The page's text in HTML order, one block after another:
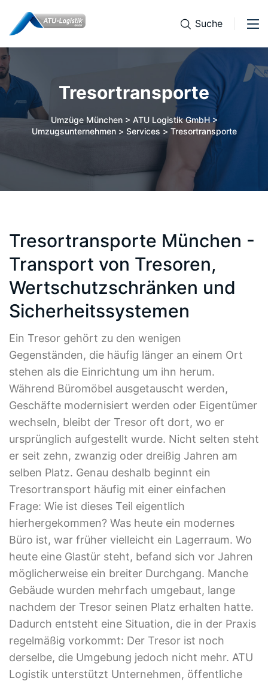
Suche
Tresortransporte
Umzüge München > ATU Logistik GmbH >
Umzugsunternehmen> Services > Tresortransporte
Tresortransporte München -
Transport von Tresoren,
Wertschutzschränken und
Sicherheitssystemen
Ein Tresor gehört zu den wenigen
Gegenständen, die häufig länger an einem Ort
stehen als die Einrichtung um ihn herum.
Während Büromöbel ausgetauscht werden,
Geschäfte modernisiert werden oder Eigentümer
wechseln, bleibt der Tresor oft dort, wo er
ursprünglich aufgestellt wurde. Nicht selten steht
er seit zehn, zwanzig oder dreißig Jahren am
selben Platz. Genau deshalb beginnt ein
Tresortransport häufig mit einer einfachen
Frage: Wie ist dieses Teil eigentlich
hierhergekommen? Was heute ein modernes
Büro ist, war früher vielleicht ein Lagerraum. Wo
heute eine Glastür steht, befand sich vor Jahren
möglicherweise ein breiter Durchgang. Manche
Gebäude wurden mehrfach umgebaut, lange
nachdem der Tresor seinen Platz erhalten hatte.
Dadurch entsteht eine Situation, die in der Praxis
regelmäßig vorkommt: Der Tresor ist noch
derselbe, die Umgebung jedoch nicht mehr. ATU
Logistik unterstützt Unternehmen, öffentliche